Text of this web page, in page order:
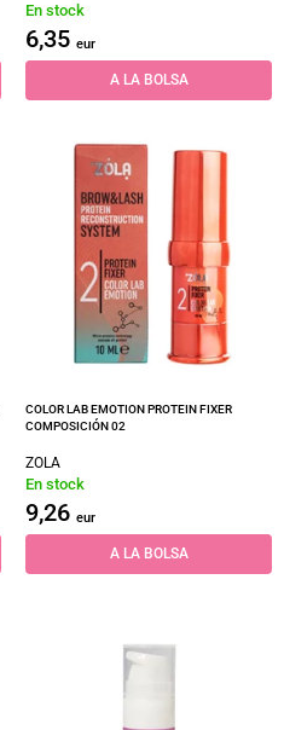
En stock
6,35 eur
A LA BOLSA
COLOR LAB EMOTION PROTEIN FIXER
COMPOSICIÓN 02
ZOLA
En stock
9,26 eur
A LA BOLSA